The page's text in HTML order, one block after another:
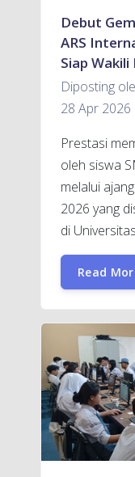
Debut
ARS
Siap
Diposting
28 Apr 2026
Prestasi
oleh siswa
melalui
2026 yang
di
Read